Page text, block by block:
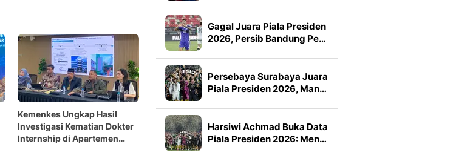
Kemenkes Ungkap Hasil
Investigasi Kematian Dokter
Internship di Apartemen
Gagal Juara Piala Presiden
2026, Persib Bandung Pe…
Persebaya Surabaya Juara
Piala Presiden 2026, Man…
Harsiwi Achmad Buka Data
Piala Presiden 2026: Men…